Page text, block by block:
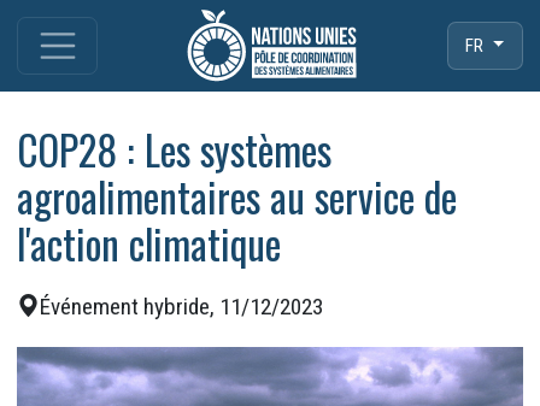
FR
COP28 : Les systèmes
agroalimentaires au service de
l'action climatique
Événement hybride, 11/12/2023